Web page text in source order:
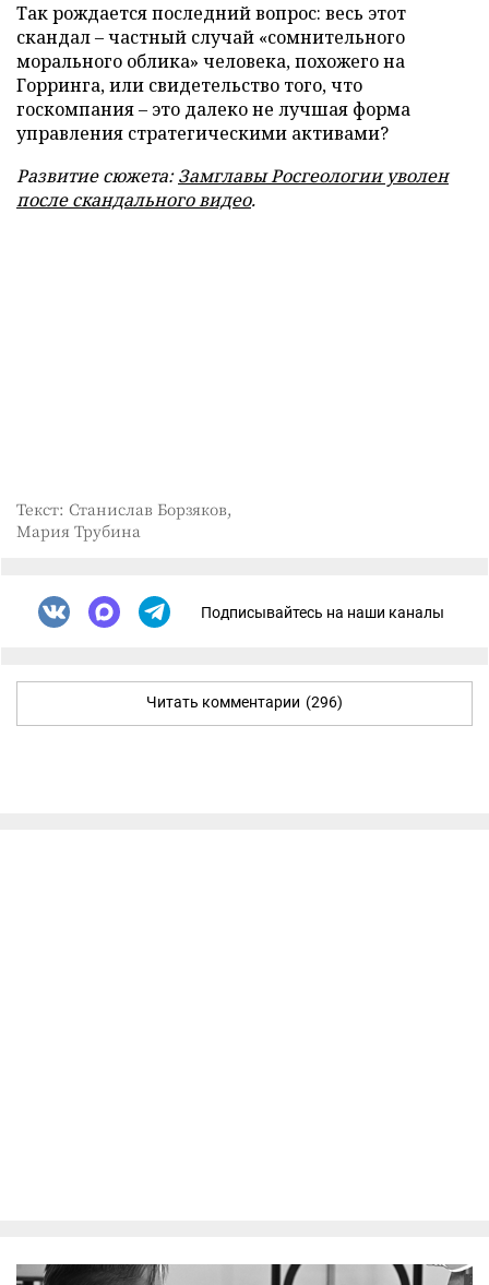
Так рождается последний вопрос: весь этот
скандал – частный случай «сомнительного
морального облика» человека, похожего на
Горринга, или свидетельство того, что
госкомпания – это далеко не лучшая форма
управления стратегическими активами?
Развитие сюжета:Замглавы Росгеологии уволен
после скандального видео.
Текст: Станислав Борзяков,
Мария Трубина
Подписывайтесь на наши каналы
Читать комментарии (296)